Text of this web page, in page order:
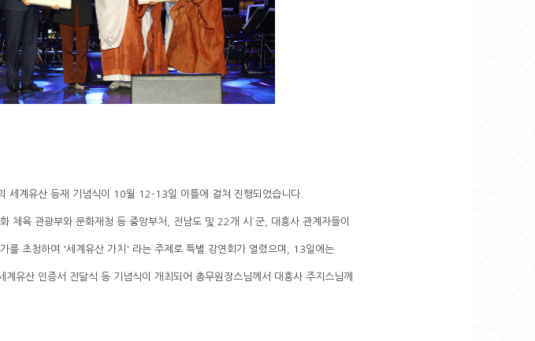
세계유산 등재 기념식이 10월 12-13일 이틀에 걸쳐 진행되었습니다.
체육 관광부와 문화재청 등 중앙부처, 전남도 및 22개 시˙군, 대흥사 관계자들이
를 초청하여 '세계유산 가치' 라는 주제로 특별 강연회가 열렸으며, 13일에는
유산 인증서 전달식 등 기념식이 개최되어 총무원장스님께서 대흥사 주지스님께